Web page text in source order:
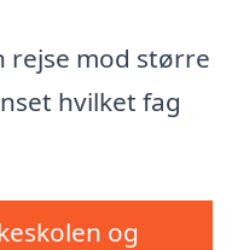
rejse mod større
hvilket fag
og